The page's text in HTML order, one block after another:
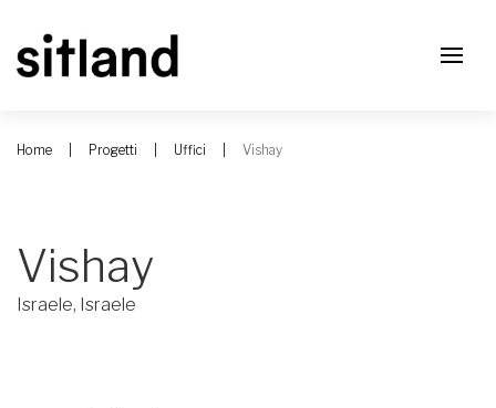
Home Progetti Uffici Vishay
Vishay
Israele, Israele